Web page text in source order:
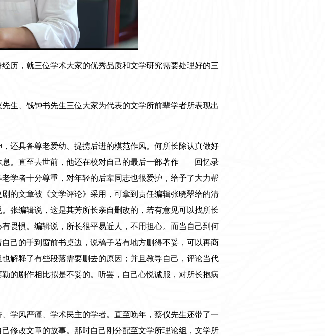
历，就三位学术大家的优秀品质和文学研究需要处理好的三
生、钱钟书先生三位大家为代表的文学所前辈学者所表现出
还具备尊老爱幼、提携后进的模范作风。何所长除认真做好
。直至去世前，他还在校对自己的最后一部著作——回忆录
学者十分尊重，对年轻的后辈同志也很爱护，给予了大力帮
的文章被《文学评论》采用，可拿到责任编辑张晓翠给的清
张编辑说，这是其芳所长亲自删改的，若有意见可以找所长
畏惧。编辑说，所长很平易近人，不用担心。而当自己到何
己的手到窗前书桌边，说稿子若有地方删得不妥，可以再商
解释了有些段落需要删去的原因；并且教导自己，评论当代
的剧作相比拟是不妥的。听罢，自己心悦诚服，对所长抱病
学风严谨、学术民主的学者。直至晚年，蔡仪先生还带了一
修改文章的故事。那时自己刚分配至文学所理论组，文学所